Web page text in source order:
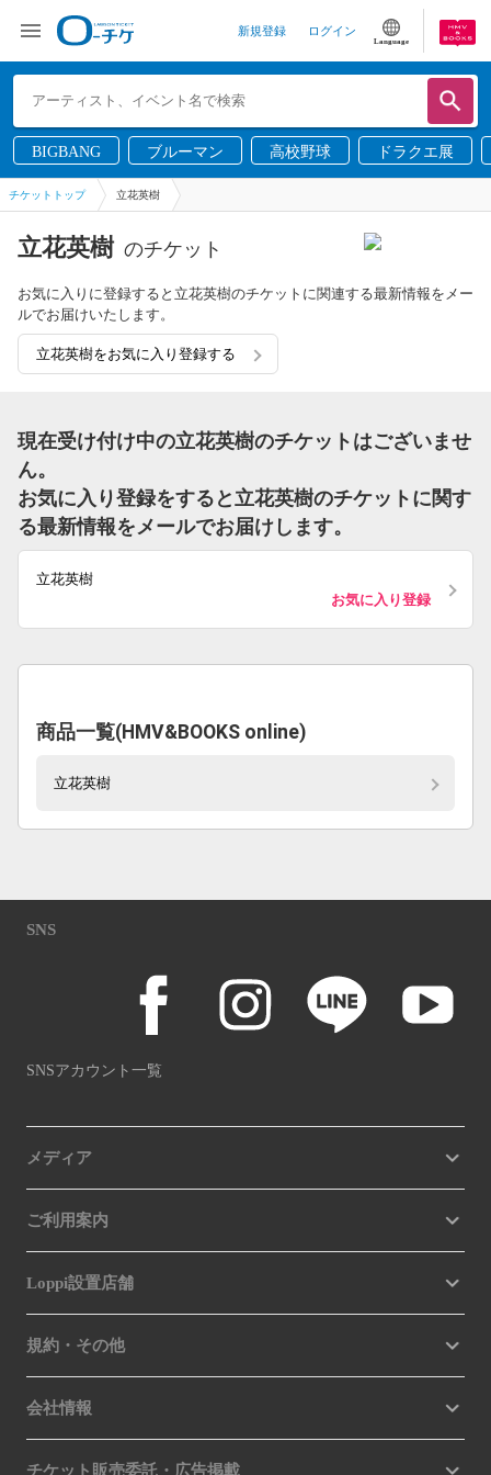
新規登録 ログイン
Language
BIGBANG ブルーマン 高校野球 ドラクエ展
チケットトップ 立花英樹
立花英樹 のチケット
お気に入りに登録すると立花英樹のチケットに関連する最新情報をメー
ルでお届けいたします。
立花英樹をお気に入り登録する
現在受け付け中の立花英樹のチケットはございませ
ん。
お気に入り登録をすると立花英樹のチケットに関す
る最新情報をメールでお届けします。
立花英樹
お気に入り登録
商品一覧(HMV&BOOKS online)
立花英樹
SNS
SNSアカウント一覧
メディア
ご利用案内
Loppi設置店舗
規約・その他
会社情報
チケット販売委託・広告掲載